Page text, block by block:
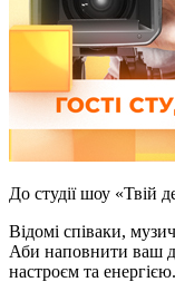
До студії шоу «Твій
Відомі співаки,
Аби наповнити ваш
настроєм та енергією.